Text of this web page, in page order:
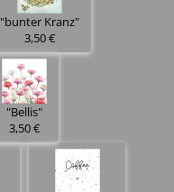
"bunter Kranz"
3,50 €
"Bellis"
3,50 €